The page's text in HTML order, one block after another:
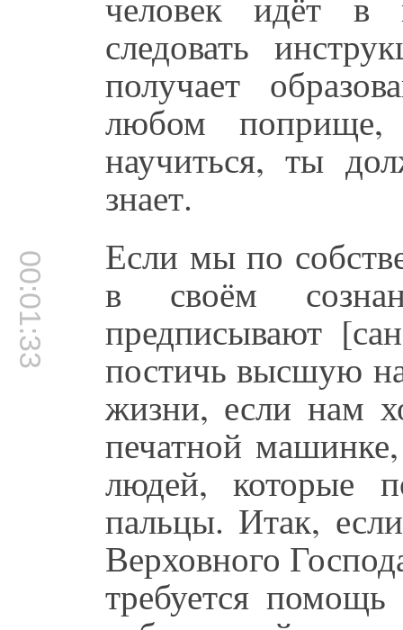
следовать
получает
любом
научиться, ты
знает.
00:01:33 Если мы по
в своём
предписывают
постичь высшую
жизни, если нам
печатной
людей, которые
пальцы. Итак,
Верховного
требуется